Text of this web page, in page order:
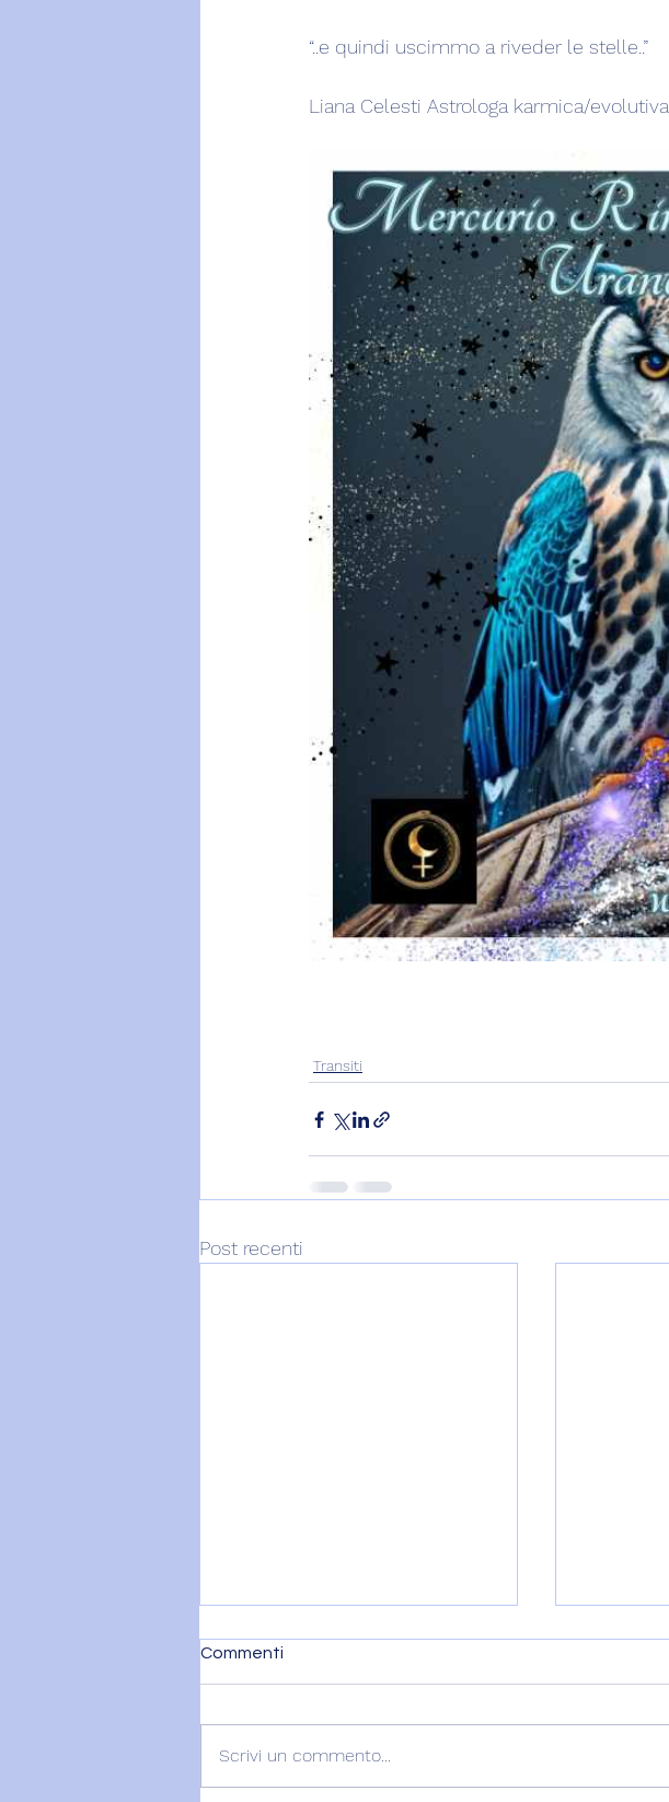
“..e quindi uscimmo a riveder le stelle..”
Liana Celesti Astrologa karmica/evolutiva
Transiti
Post recenti
Commenti
Scrivi un commento...